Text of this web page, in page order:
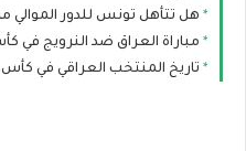
هل تتأهل تونس للدور الموالي من كأس العالم 2026؟
مباراة العراق ضد النرويج في كأس العالم 2026: الموعد، التشكيلة
تاريخ المنتخب العراقي في كأس العالم: من أمجاد